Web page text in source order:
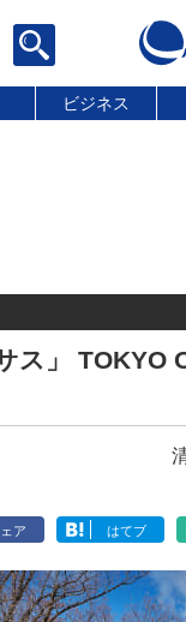
ビジネス
ス」 TOKYO
ア はてブ